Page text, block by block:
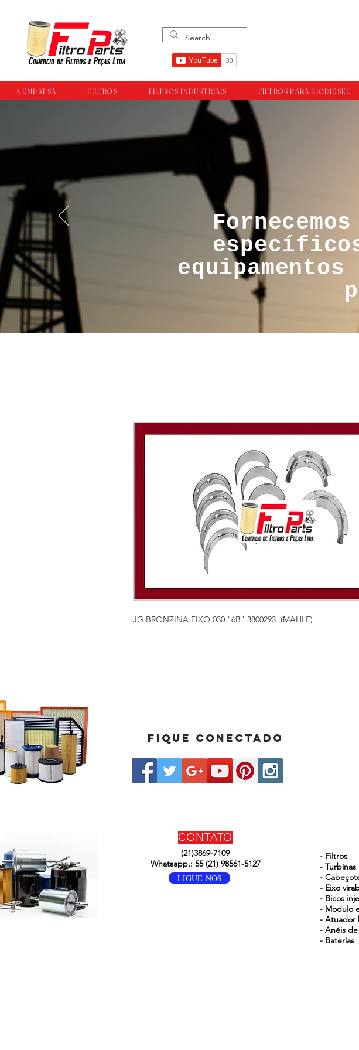
A EMPRESA FILTROS FILTROS INDUSTRIAIS FILTROS PARA BIODIESEL
™®©Todos os direitos
empresa Filtroparts.
JG BRONZINA FIXO 030 "6B" 3800293 (MAHLE)
Fique conectado
CONTATO
(21)3869-7109
Whatsapp.: 55 (21) 98561-5127
LIGUE-NOS
- Filtros
- Turbinas
-
- Eixo
- Bicos
- Modulo
- Atuador
- Anéis
- Baterias